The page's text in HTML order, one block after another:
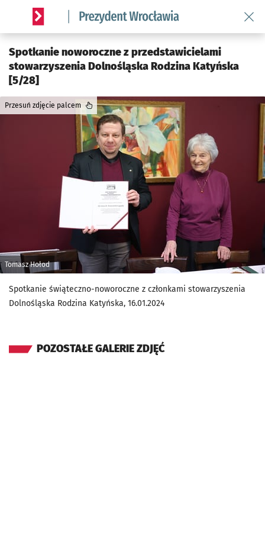
Serwis informacyjny wroclaw.pl podserwis: Prezydent
Spotkanie noworoczne z przedstawicielami
stowarzyszenia Dolnośląska Rodzina Katyńska
[5/28]
Tomasz Hołod
Przesuń zdjęcie palcem
Spotkanie świąteczno-noworoczne z członkami stowarzyszenia
Dolnośląska Rodzina Katyńska, 16.01.2024
POZOSTAŁE GALERIE ZDJĘĆ